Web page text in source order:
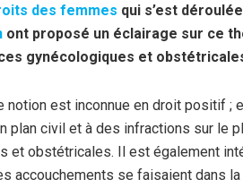
des femmes qui s’est
ont proposé un éclairage sur ce
gynécologiques et
notion est inconnue en droit positif ;
plan civil et à des infractions sur le
et obstétricales. Il est également
accouchements se faisaient dans